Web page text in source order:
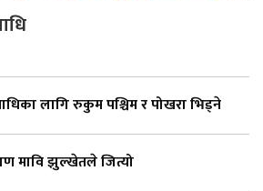
लागि रुकुम पश्चिम र पोखरा भिड्ने
मावि झुल्खेतले जित्यो